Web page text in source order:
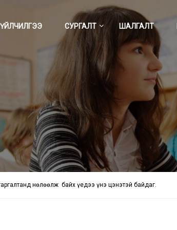
СУРГАЛТ ШАЛГАЛТ
нөлөөлж байх үедээ үнэ цэнэтэй байдаг.